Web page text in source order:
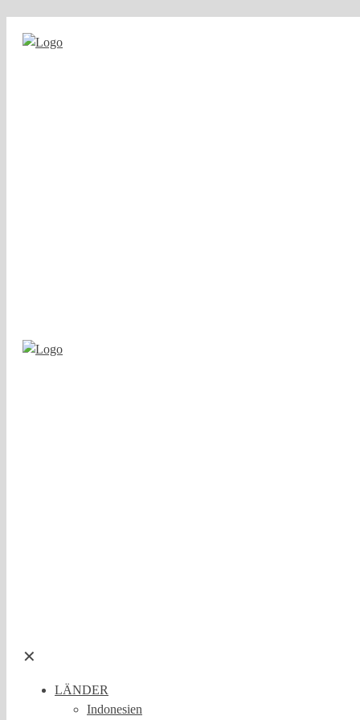
✕
LÄNDER
Indonesien